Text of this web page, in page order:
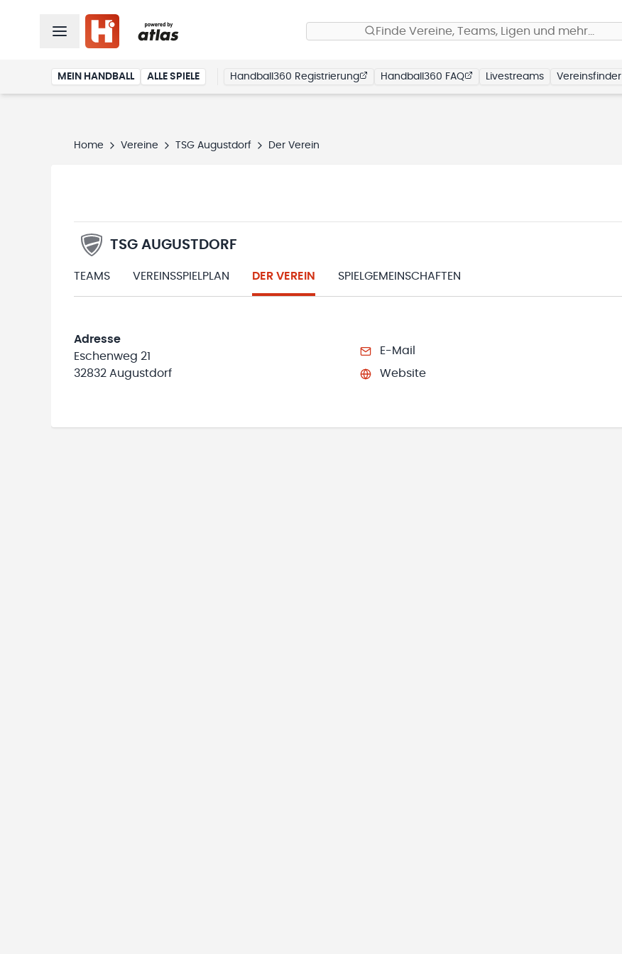
Finde Vereine, Teams, Ligen und mehr…
MEIN HANDBALL ALLE SPIELE Handball360 Registrierung Handball360 FAQ Livestreams Vereinsfinder
Home Vereine TSG Augustdorf Der Verein
TSG AUGUSTDORF
TEAMS VEREINSSPIELPLAN DER VEREIN SPIELGEMEINSCHAFTEN
Adresse
Eschenweg 21
32832 Augustdorf
E-Mail
Website